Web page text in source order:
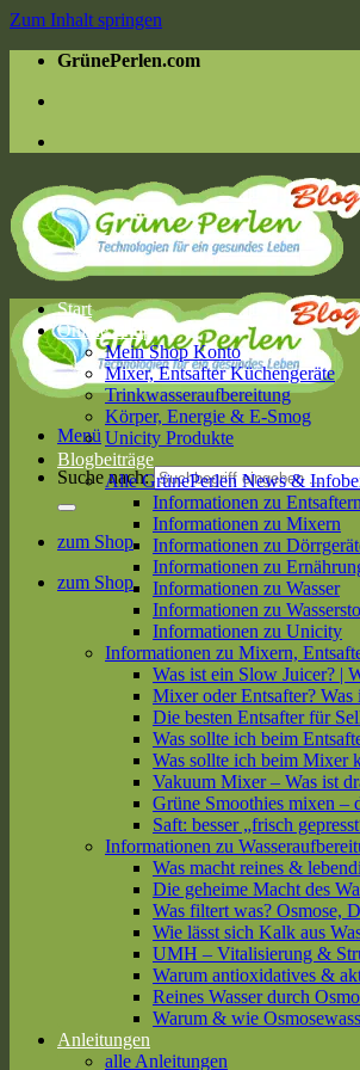
Zum Inhalt springen
GrünePerlen.com
Menü
Suche nach:
zum Shop
zum Shop
Start
Online Shop
Mein Shop Konto
Mixer, Entsafter Küchengeräte
Trinkwasseraufbereitung
Körper, Energie & E-Smog
Unicity Produkte
Blogbeiträge
Alle GrünePerlen News &
Informationen zu
Informationen zu Mixern
Informationen zu
Informationen zu
Informationen zu Wasser
Informationen zu
Informationen zu Unicity
Informationen zu Mixern,
Was ist ein Slow Juicer? |
Mixer oder Entsafter? Was
Die besten Entsafter für
Was sollte ich beim
Was sollte ich beim Mixer
Vakuum Mixer – Was ist
Grüne Smoothies mixen –
Saft: besser „frisch
Informationen zu
Was macht reines &
Die geheime Macht des
Was filtert was? Osmose,
Wie lässt sich Kalk aus
UMH – Vitalisierung &
Warum antioxidatives &
Reines Wasser durch
Warum & wie
Anleitungen
alle Anleitungen